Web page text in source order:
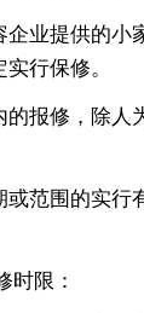
企业提供的小
行保修。
的报修，除人
或范围的实行
时限：